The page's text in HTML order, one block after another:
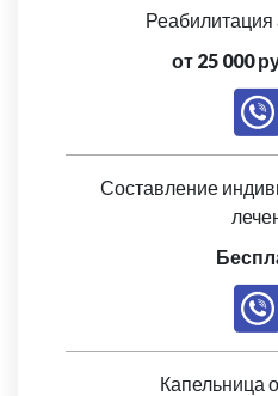
Реабилитация
от 25 000
Составление
Капельница